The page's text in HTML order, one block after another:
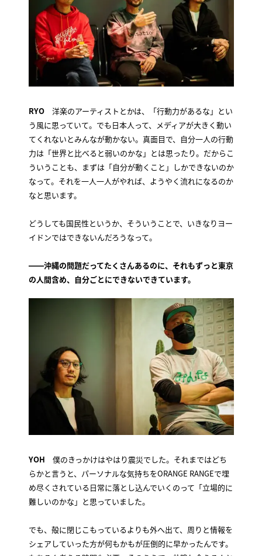
RYO洋楽のアーティストとかは、「行動力があるな」とい
う風に思っていて。でも日本人って、メディアが大きく動い
てくれないとみんなが動かない。真面目で、自分一人の行動
力は「世界と比べると弱いのかな」とは思ったり。だからこ
ういうことも、まずは「自分が動くこと」しかできないのか
なって。それを一人一人がやれば、ようやく流れになるのか
なと思います。
どうしても国民性というか、そういうことで、いきなりヨー
イドンではできないんだろうなって。
――沖縄の問題だってたくさんあるのに、それもずっと東京
の人間含め、自分ごとにできないできています。
YOH 僕のきっかけはやはり震災でした。それまではどち
らかと言うと、パーソナルな気持ちをORANGE RANGEで埋
め尽くされている日常に落とし込んでいくのって「立場的に
難しいのかな」と思っていました。
でも、殻に閉じこもっているよりも外へ出て、周りと情報を
シェアしていった方が何もかもが圧倒的に早かったんです。